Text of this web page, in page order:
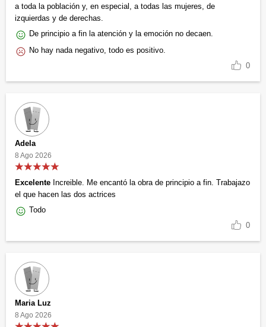
a toda la población y, en especial, a todas las mujeres, de
izquierdas y de derechas.
De principio a fin la atención y la emoción no decaen.
No hay nada negativo, todo es positivo.
0
Adela
8 Ago 2026
Excelente Increible. Me encantó la obra de principio a fin. Trabajazo
el que hacen las dos actrices
Todo
0
Maria Luz
8 Ago 2026